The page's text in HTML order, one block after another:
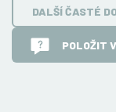
DALŠÍ ČASTÉ
POLOŽIT